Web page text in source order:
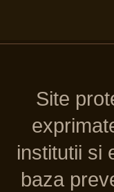
Site
institutii si
baza